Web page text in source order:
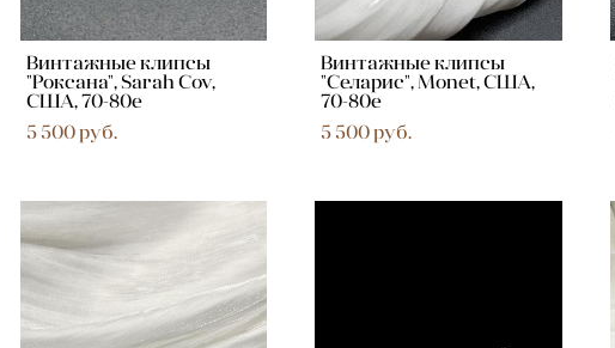
Винтажные клипсы
"Роксана", Sarah Cov,
США, 70-80е
5 500 pуб.
Винтажные клипсы
"Селарис", Monet, США,
70-80е
5 500 pуб.